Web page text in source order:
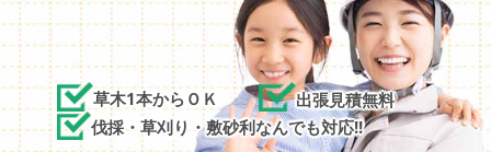
草木1本からＯＫ
出張見積無料
伐採・草刈り・敷砂利なんでも対応!!